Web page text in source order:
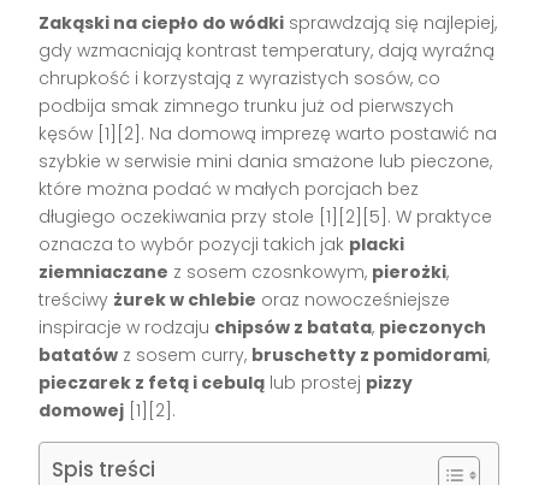
Zakąski na ciepło do wódki sprawdzają się najlepiej,
gdy wzmacniają kontrast temperatury, dają wyraźną
chrupkość i korzystają z wyrazistych sosów, co
podbija smak zimnego trunku już od pierwszych
kęsów [1][2]. Na domową imprezę warto postawić na
szybkie w serwisie mini dania smażone lub pieczone,
które można podać w małych porcjach bez
długiego oczekiwania przy stole [1][2][5]. W praktyce
oznacza to wybór pozycji takich jak placki
ziemniaczane z sosem czosnkowym, pierożki,
treściwy żurek w chlebie oraz nowocześniejsze
inspiracje w rodzaju chipsów z batata, pieczonych
batatów z sosem curry, bruschetty z pomidorami,
pieczarek z fetą i cebulą lub prostej pizzy
domowej [1][2].
Spis treści